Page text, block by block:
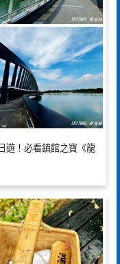
遊！必看鎮館之寶《龍